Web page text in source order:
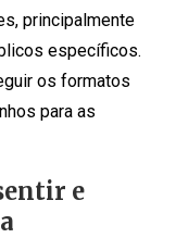
principalmente
específicos.
os formatos
para as
e